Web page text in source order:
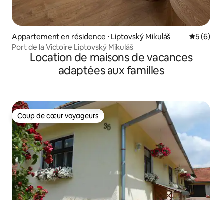
Appartement en résidence ⋅ Liptovský Mikuláš
5 (6)
Port de la Victoire Liptovský Mikuláš
Location de maisons de vacances
adaptées aux familles
Coup de cœur voyageurs
Coup de cœur voyageurs